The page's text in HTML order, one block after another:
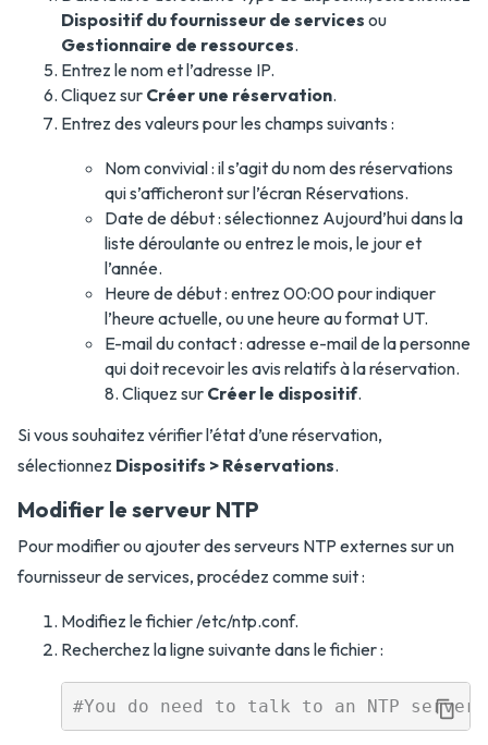
Dispositif du fournisseur de services ou
Gestionnaire de ressources.
Entrez le nom et l’adresse IP.
Cliquez sur Créer une réservation.
Entrez des valeurs pour les champs suivants :
Nom convivial : il s’agit du nom des réservations
qui s’afficheront sur l’écran Réservations.
Date de début : sélectionnez Aujourd’hui dans la
liste déroulante ou entrez le mois, le jour et
l’année.
Heure de début : entrez 00:00 pour indiquer
l’heure actuelle, ou une heure au format UT.
E-mail du contact : adresse e-mail de la personne
qui doit recevoir les avis relatifs à la réservation.
8. Cliquez sur Créer le dispositif.
Si vous souhaitez vérifier l’état d’une réservation,
sélectionnez Dispositifs > Réservations.
Modifier le serveur NTP
Pour modifier ou ajouter des serveurs NTP externes sur un
fournisseur de services, procédez comme suit :
Modifiez le fichier /etc/ntp.conf.
Recherchez la ligne suivante dans le fichier :